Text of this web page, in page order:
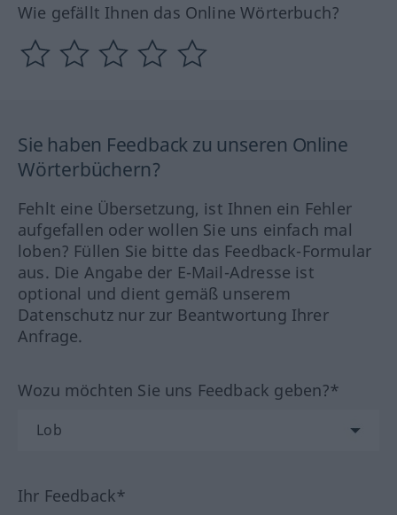
Wie gefällt Ihnen das Online Wörterbuch?
Sie haben Feedback zu unseren Online
Wörterbüchern?
Fehlt eine Übersetzung, ist Ihnen ein Fehler
aufgefallen oder wollen Sie uns einfach mal
loben? Füllen Sie bitte das Feedback-Formular
aus. Die Angabe der E-Mail-Adresse ist
optional und dient gemäß unserem
Datenschutz nur zur Beantwortung Ihrer
Anfrage.
Wozu möchten Sie uns Feedback geben?*
Ihr Feedback*